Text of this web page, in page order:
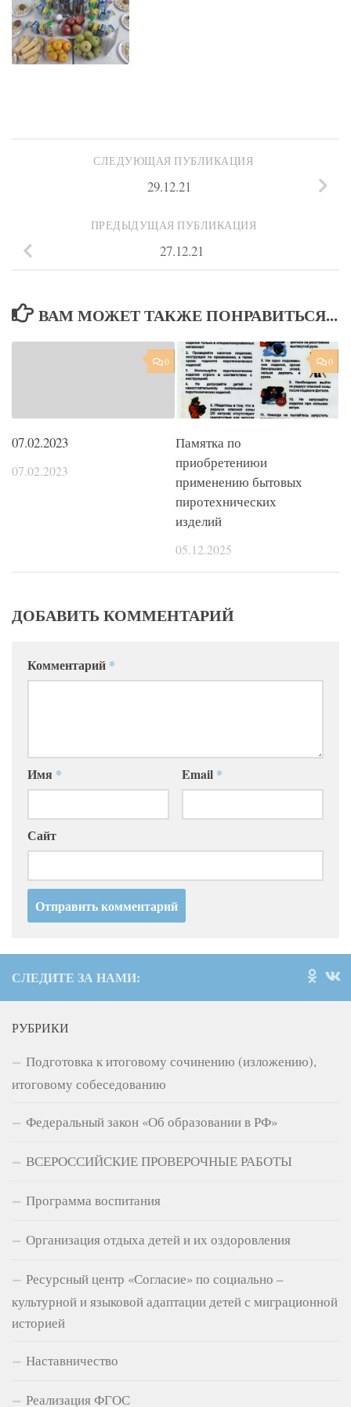
СЛЕДУЮЩАЯ ПУБЛИКАЦИЯ
29.12.21
ПРЕДЫДУЩАЯ ПУБЛИКАЦИЯ
27.12.21
ВАМ МОЖЕТ ТАКЖЕ ПОНРАВИТЬСЯ...
0
07.02.2023
07.02.2023
0
Памятка по
приобретениюи
применению бытовых
пиротехнических
изделий
05.12.2025
ДОБАВИТЬ КОММЕНТАРИЙ
Комментарий *
Имя * Email *
Сайт
СЛЕДИТЕ ЗА НАМИ:
РУБРИКИ
Подготовка к итоговому сочинению (изложению),
итоговому собеседованию
Федеральный закон «Об образовании в РФ»
ВСЕРОССИЙСКИЕ ПРОВЕРОЧНЫЕ РАБОТЫ
Программа воспитания
Организация отдыха детей и их оздоровления
Ресурсный центр «Согласие» по социально –
культурной и языковой адаптации детей с миграционной
историей
Наставничество
Реализация ФГОС